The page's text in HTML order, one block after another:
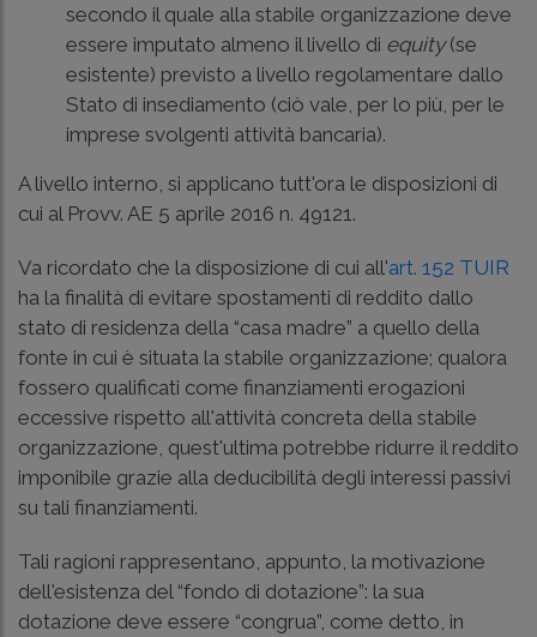
secondo il quale alla stabile organizzazione deve
essere imputato almeno il livello di equity(se
esistente) previsto a livello regolamentare dallo
Stato di insediamento (ciò vale, per lo più, per le
imprese svolgenti attività bancaria).
A livello interno, si applicano tutt'ora le disposizioni di
cui al Provv. AE 5 aprile 2016 n. 49121 .
Va ricordato che la disposizione di cui all'art. 152 TUIR
ha la finalità di evitare spostamenti di reddito dallo
stato di residenza della “casa madre” a quello della
fonte in cui è situata la stabile organizzazione; qualora
fossero qualificati come finanziamenti erogazioni
eccessive rispetto all'attività concreta della stabile
organizzazione, quest'ultima potrebbe ridurre il reddito
imponibile grazie alla deducibilità degli interessi passivi
su tali finanziamenti.
Tali ragioni rappresentano, appunto, la motivazione
dell'esistenza del “fondo di dotazione”: la sua
dotazione deve essere “congrua”, come detto, in